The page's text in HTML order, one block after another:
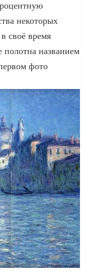
некоторых
своё время
полотна названием
фото